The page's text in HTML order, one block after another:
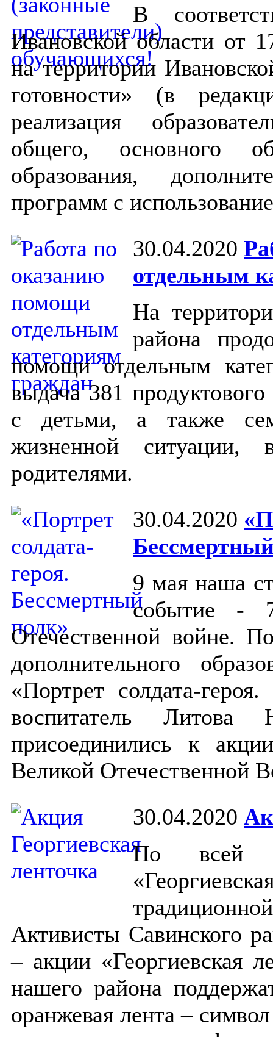
В
Ивановской области от
на территории
готовности» (в
реализация
общего, основного
образования,
программ с
30.04.2020
отдельным
На
района
помощи отдельным
выдача 381
с детьми, а также
жизненной
родителями.
30.04.2020
9 мая наша
событие -
Отечественной войне.
дополнительного
«Портрет солдата-
воспитатель
присоединились к
Великой Отечественной
30.04.2020
По всей
Активисты Савинского
– акции «Георгиевская
нашего района
оранжевая лента –